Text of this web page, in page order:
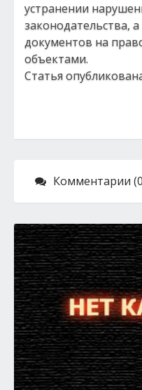
устранении
законодательства,
документов на
объектами.
Статья
Комментарии